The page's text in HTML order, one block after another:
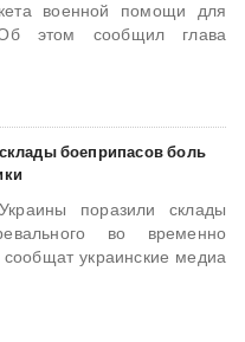
военной помощи для
этом сообщил глава
боеприпасов боль
поразили склады
во временно
украинские медиа